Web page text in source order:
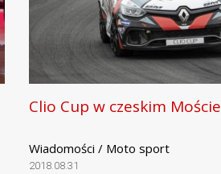
Clio Cup w czeskim Moście
Wiadomości / Moto sport
2018.08.31